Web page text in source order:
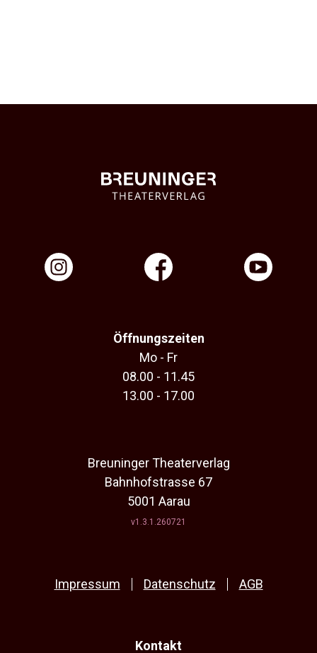
Öffnungszeiten
Mo - Fr
08.00 - 11.45
13.00 - 17.00
Breuninger Theaterverlag
Bahnhofstrasse 67
5001 Aarau
v1.3.1.260721
Impressum Datenschutz AGB
Kontakt